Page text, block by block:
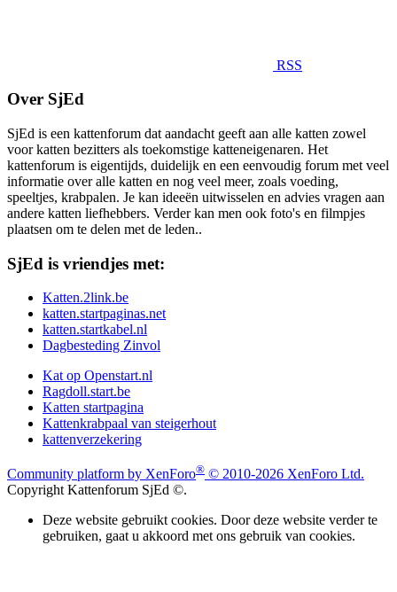
RSS
Over SjEd
SjEd is een kattenforum dat aandacht geeft aan alle katten zowel
voor katten bezitters als toekomstige katteneigenaren. Het
kattenforum is eigentijds, duidelijk en een eenvoudig forum met veel
informatie over alle katten en nog veel meer, zoals voeding,
speeltjes, krabpalen. Je kan ideeën uitwisselen en advies vragen aan
andere katten liefhebbers. Verder kan men ook foto's en filmpjes
plaatsen om te delen met de leden..
SjEd is vriendjes met:
Katten.2link.be
katten.startpaginas.net
katten.startkabel.nl
Dagbesteding Zinvol
Kat op Openstart.nl
Ragdoll.start.be
Katten startpagina
Kattenkrabpaal van steigerhout
kattenverzekering
Community platform by XenForo® © 2010-2026 XenForo Ltd.
Copyright Kattenforum SjEd ©.
Deze website gebruikt cookies. Door deze website verder te
gebruiken, gaat u akkoord met ons gebruik van cookies.